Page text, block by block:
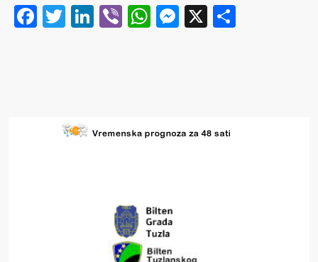
Facebook
Twitter
LinkedIn
ViberWhatsApp
Messenger
X